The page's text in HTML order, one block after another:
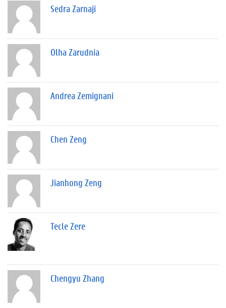
Sedra Zarnaji
Olha Zarudnia
Andrea Zemignani
Chen Zeng
Jianhong Zeng
Tecle Zere
Chengyu Zhang